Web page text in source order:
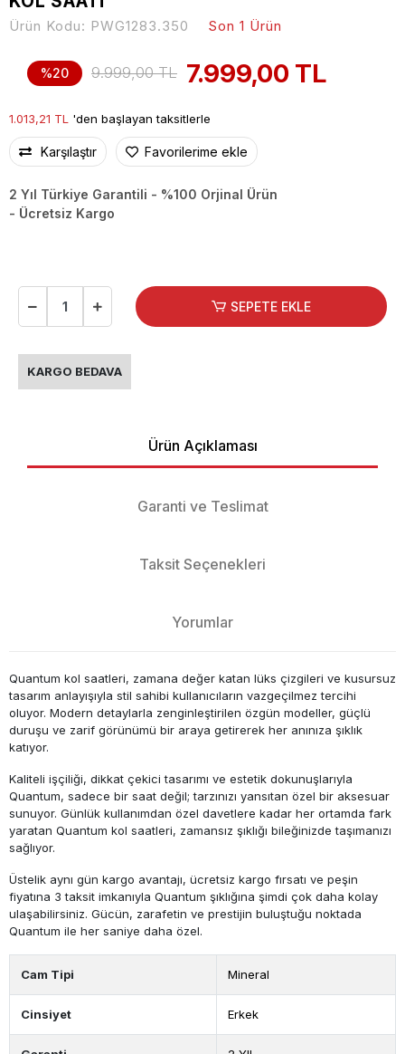
Ürün Kodu: PWG1283.350 Son 1 Ürün
%20 9.999,00 TL 7.999,00 TL
1.013,21 TL 'den başlayan taksitlerle
Karşılaştır Favorilerime ekle
2 Yıl Türkiye Garantili - %100 Orjinal Ürün
- Ücretsiz Kargo
SEPETE EKLE
KARGO BEDAVA
Ürün Açıklaması
Garanti ve Teslimat
Taksit Seçenekleri
Yorumlar
Quantum kol saatleri, zamana değer katan lüks çizgileri ve kusursuz
tasarım anlayışıyla stil sahibi kullanıcıların vazgeçilmez tercihi
oluyor. Modern detaylarla zenginleştirilen özgün modeller, güçlü
duruşu ve zarif görünümü bir araya getirerek her anınıza şıklık
katıyor.
Kaliteli işçiliği, dikkat çekici tasarımı ve estetik dokunuşlarıyla
Quantum, sadece bir saat değil; tarzınızı yansıtan özel bir aksesuar
sunuyor. Günlük kullanımdan özel davetlere kadar her ortamda fark
yaratan Quantum kol saatleri, zamansız şıklığı bileğinizde taşımanızı
sağlıyor.
Üstelik aynı gün kargo avantajı, ücretsiz kargo fırsatı ve peşin
fiyatına 3 taksit imkanıyla Quantum şıklığına şimdi çok daha kolay
ulaşabilirsiniz. Gücün, zarafetin ve prestijin buluştuğu noktada
Quantum ile her saniye daha özel.
Cam Tipi Mineral
Cinsiyet Erkek